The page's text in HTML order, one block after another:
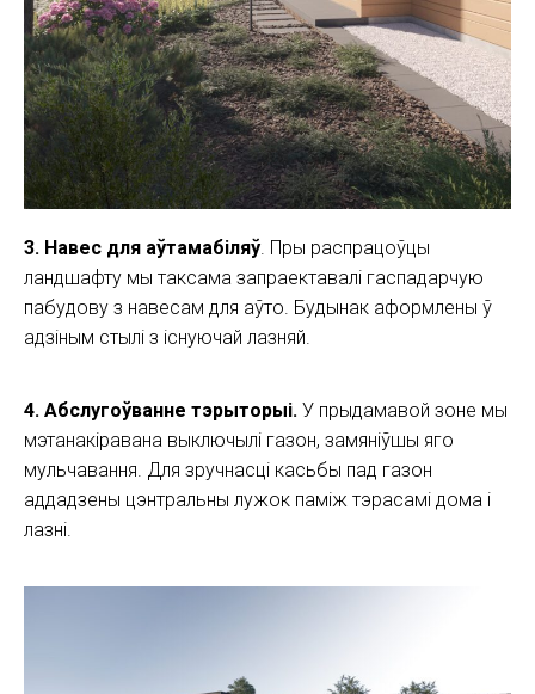
3. Навес для аўтамабіляў . Пры распрацоўцы
ландшафту мы таксама запраектавалі гаспадарчую
пабудову з навесам для аўто. Будынак аформлены ў
адзіным стылі з існуючай лазняй.
4. Абслугоўванне тэрыторыі. У прыдамавой зоне мы
мэтанакіравана выключылі газон, замяніўшы яго
мульчавання. Для зручнасці касьбы пад газон
аддадзены цэнтральны лужок паміж тэрасамі дома і
лазні.